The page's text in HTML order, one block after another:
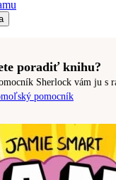
poradiť knihu?
Sherlock vám ju s
pomocník